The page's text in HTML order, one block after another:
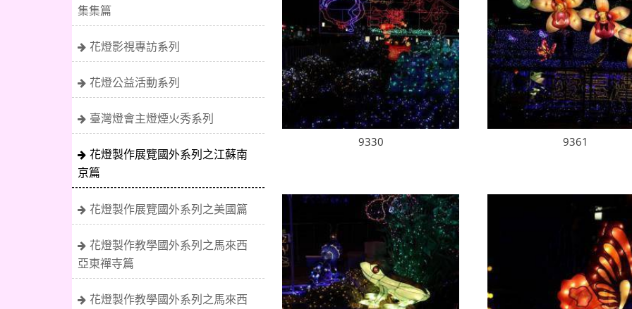
集集篇
花燈影視專訪系列
花燈公益活動系列
臺灣燈會主燈煙火秀系列
花燈製作展覽國外系列之江蘇南
京篇
花燈製作展覽國外系列之美國篇
花燈製作教學國外系列之馬來西
亞東禪寺篇
花燈製作教學國外系列之馬來西
9330 9361